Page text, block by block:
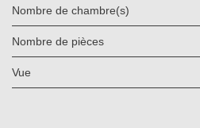
Nombre de chambre(s)
Nombre de pièces
Vue